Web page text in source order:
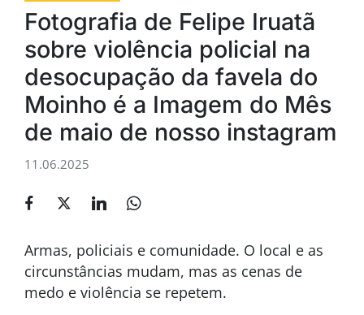
Fotografia de Felipe Iruatã
sobre violência policial na
desocupação da favela do
Moinho é a Imagem do Mês
de maio de nosso instagram
11.06.2025
Armas, policiais e comunidade. O local e as
circunstâncias mudam, mas as cenas de
medo e violência se repetem.